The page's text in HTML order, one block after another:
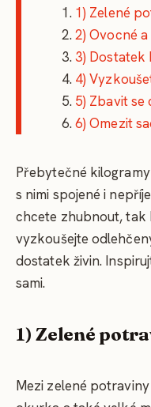
1) Zelené
2) Ovocné
3) Dostatek
4)
5) Zbavit se
6) Omezit
Přebytečné
s nimi spojené i
chcete zhubnout,
vyzkoušejte
dostatek živin.
sami.
1) Zelené
Mezi zelené